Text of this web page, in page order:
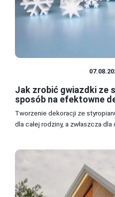
Jak zrobić gwiazdki ze
sposób na efektowne
Tworzenie dekoracji ze
dla całej rodziny, a zwłaszcza dla